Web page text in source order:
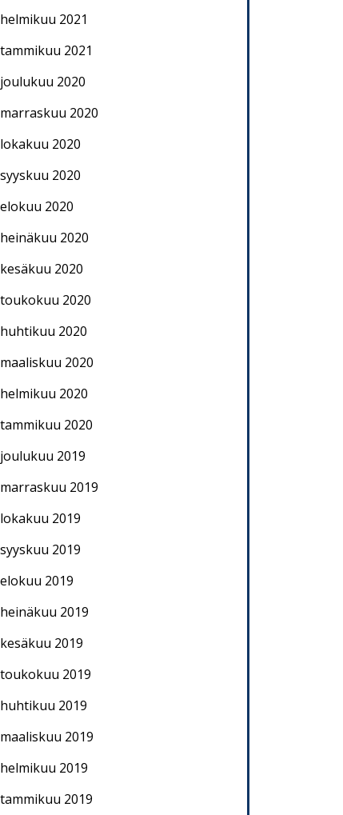
helmikuu 2021
tammikuu 2021
joulukuu 2020
marraskuu 2020
lokakuu 2020
syyskuu 2020
elokuu 2020
heinäkuu 2020
kesäkuu 2020
toukokuu 2020
huhtikuu 2020
maaliskuu 2020
helmikuu 2020
tammikuu 2020
joulukuu 2019
marraskuu 2019
lokakuu 2019
syyskuu 2019
elokuu 2019
heinäkuu 2019
kesäkuu 2019
toukokuu 2019
huhtikuu 2019
maaliskuu 2019
helmikuu 2019
tammikuu 2019